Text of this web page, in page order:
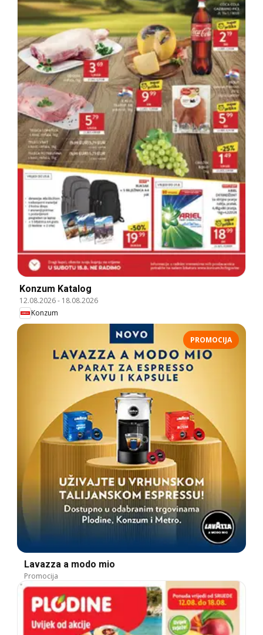
Konzum Katalog
12.08.2026- 18.08.2026
Konzum
PROMOCIJA
Lavazza a modo mio
Promocija